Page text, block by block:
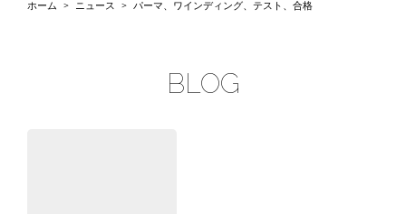
ホーム ニュース パーマ、ワインディング、テスト、合格
BLOG